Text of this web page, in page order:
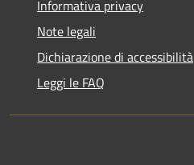
Informativa privacy
Note legali
Dichiarazione di accessibilità
Leggi le FAQ